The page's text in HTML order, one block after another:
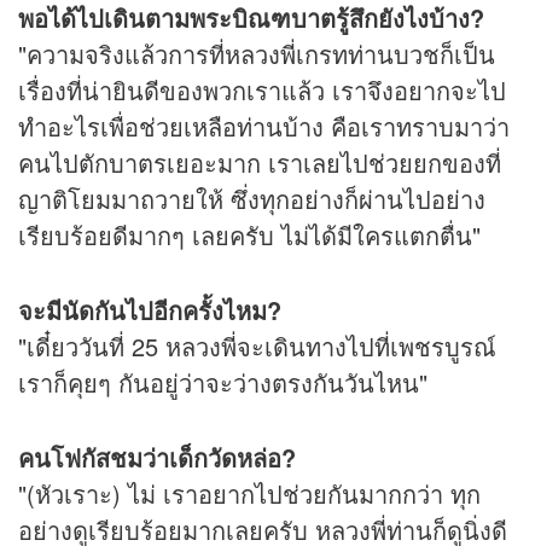
พอได้ไปเดินตามพระบิณฑบาตรู้สึกยังไงบ้าง?
"ความจริงแล้วการที่หลวงพี่เกรทท่านบวชก็เป็น
เรื่องที่น่ายินดีของพวกเราแล้ว เราจึงอยากจะไป
ทำอะไรเพื่อช่วยเหลือท่านบ้าง คือเราทราบมาว่า
คนไปตักบาตรเยอะมาก เราเลยไปช่วยยกของที่
ญาติโยมมาถวายให้ ซึ่งทุกอย่างก็ผ่านไปอย่าง
เรียบร้อยดีมากๆ เลยครับ ไม่ได้มีใครแตกตื่น"
จะมีนัดกันไปอีกครั้งไหม?
"เดี๋ยววันที่ 25 หลวงพี่จะเดินทางไปที่เพชรบูรณ์
เราก็คุยๆ กันอยู่ว่าจะว่างตรงกันวันไหน"
คนโฟกัสชมว่าเด็กวัดหล่อ?
"(หัวเราะ) ไม่ เราอยากไปช่วยกันมากกว่า ทุก
อย่างดูเรียบร้อยมากเลยครับ หลวงพี่ท่านก็ดูนิ่งดี